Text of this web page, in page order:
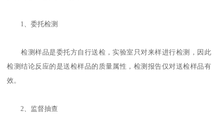
1、委托检测
检测样品是委托方自行送检，实验室只对来样进行检测，因此
检测结论反应的是送检样品的质量属性，检测报告仅对送检样品有
效。
2、监督抽查